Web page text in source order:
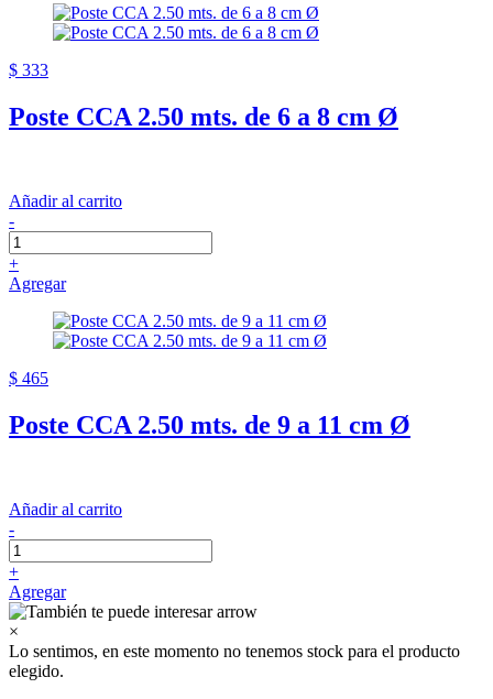
$ 333
Poste CCA 2.50 mts. de 6 a 8 cm Ø
Añadir al carrito
-
+
Agregar
$ 465
Poste CCA 2.50 mts. de 9 a 11 cm Ø
Añadir al carrito
-
+
Agregar
×
Lo sentimos, en este momento no tenemos stock para el producto
elegido.